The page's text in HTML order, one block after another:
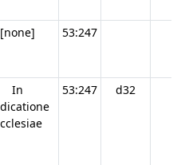
[none] 53:247
In
53:247 d32